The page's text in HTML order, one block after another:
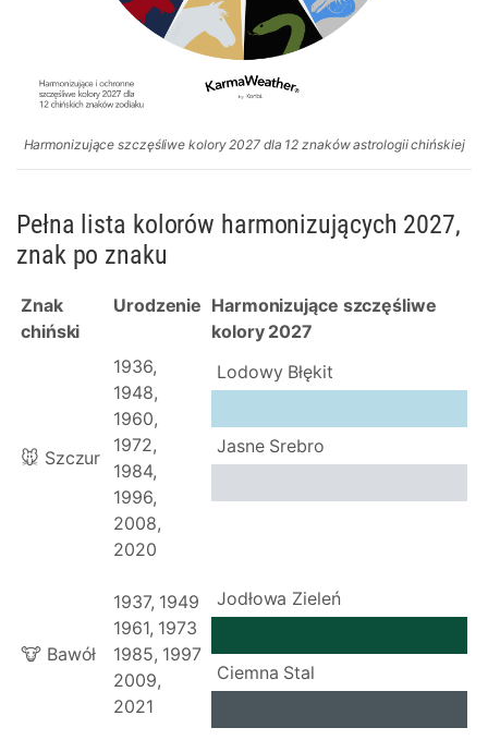
Harmonizujące szczęśliwe kolory 2027 dla 12 znaków astrologii chińskiej
Pełna lista kolorów harmonizujących 2027,
znak po znaku
Znak
chiński
Urodzenie Harmonizujące szczęśliwe
kolory 2027
🐭 Szczur
1936,
1948,
1960,
1972,
1984,
1996,
2008,
2020
Lodowy Błękit
Jasne Srebro
🐮 Bawół
1937, 1949
1961, 1973
1985, 1997
2009,
2021
Jodłowa Zieleń
Ciemna Stal